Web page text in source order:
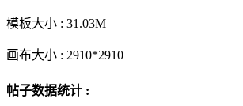
模板大小 : 31.03M
画布大小 : 2910*2910
帖子数据统计 :